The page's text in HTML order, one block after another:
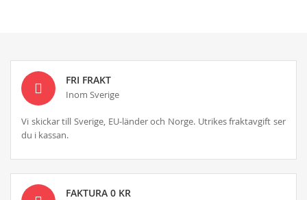
FRI FRAKT
Inom Sverige
Vi skickar till Sverige, EU-länder och Norge. Utrikes fraktavgift ser
du i kassan.
FAKTURA 0 KR